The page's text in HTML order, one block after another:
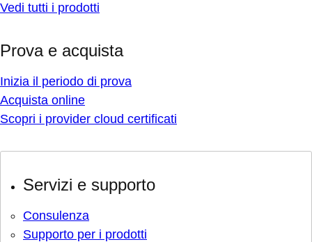
Vedi tutti i prodotti
Prova e acquista
Inizia il periodo di prova
Acquista online
Scopri i provider cloud certificati
Servizi e supporto
Consulenza
Supporto per i prodotti